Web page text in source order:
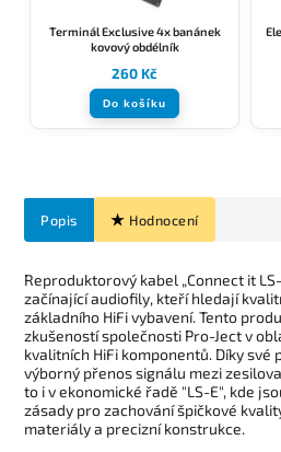
Terminál Exclusive 4x banánek
kovový obdélník
260 Kč
Do košíku
Popis Hodnocení
Reproduktorový kabel „Connect it
začínající audiofily, kteří hledají
základního HiFi vybavení. Tento
zkušeností společnosti Pro-Ject v
kvalitních HiFi komponentů. Díky své
výborný přenos signálu mezi
to i v ekonomické řadě "LS-E", kde
zásady pro zachování špičkové
materiály a precizní konstrukce.